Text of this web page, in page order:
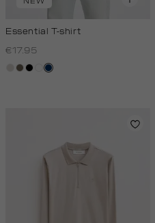
Essential T-shirt
€17.95
taupe,
lichtbruin
zwart
witdonkerblauw